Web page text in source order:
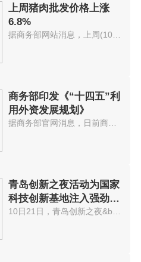
上周猪肉批发价格上涨
6.8%
据商务部网站消息，上周(10月11...
商务部印发《“十四五”利
用外资发展规划》
据商务部官网消息，日前商务部印...
青岛创新之夜活动为国家
科技创新基地注入强劲动
能
10日21日，青岛创新之夜&bull;20...